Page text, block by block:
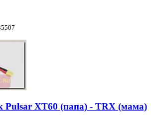
Pulsar XT60 (папа) - TRX (мама)